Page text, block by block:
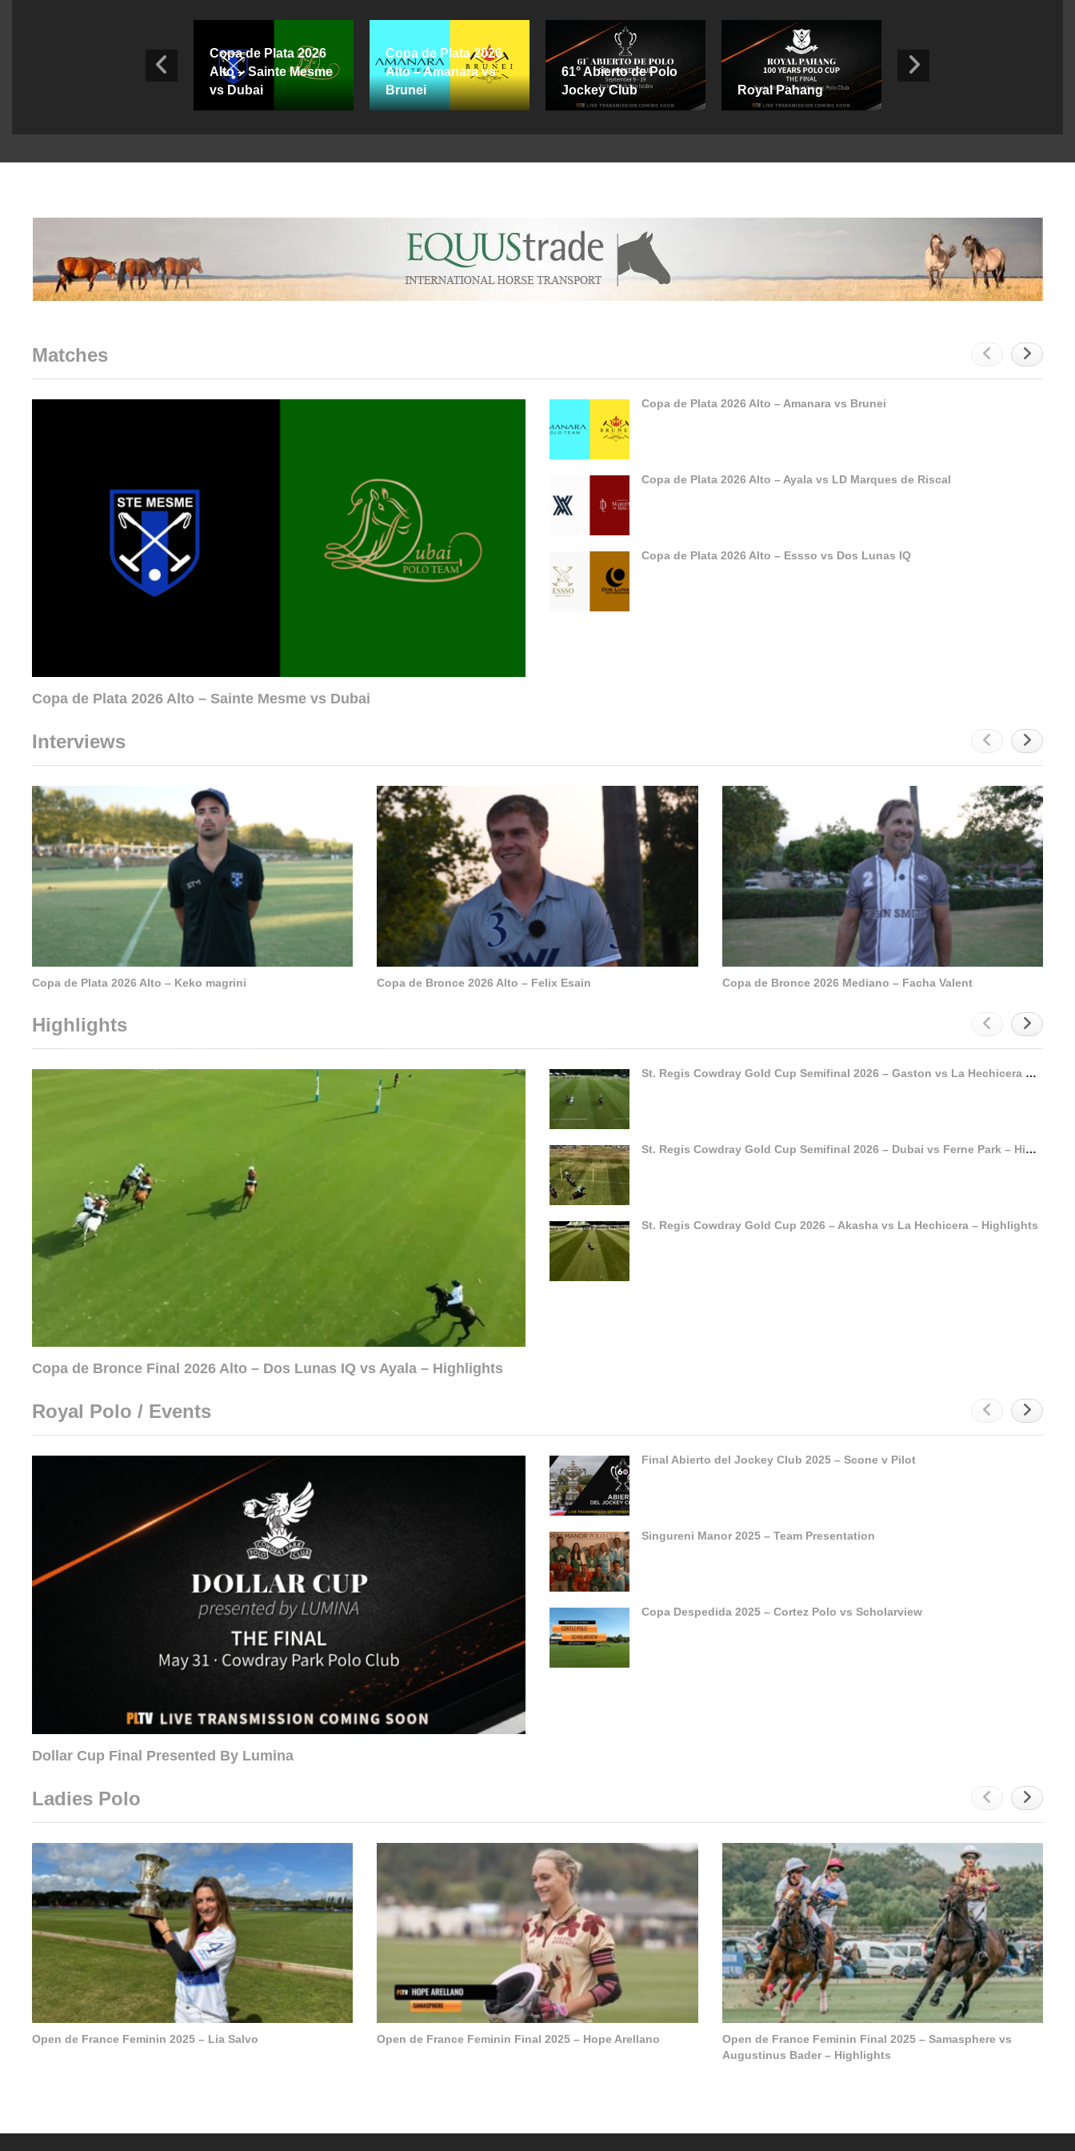
Copa de Plata 2026
Alto – Sainte Mesme
vs Dubai
Copa de Plata 2026
Alto – Amanara vs
Brunei
61° Abierto de Polo
Jockey Club
Royal Pahang
Matches
Copa de Plata 2026 Alto – Sainte Mesme vs Dubai
Copa de Plata 2026 Alto – Amanara vs Brunei
Copa de Plata 2026 Alto – Ayala vs LD Marques de Riscal
Copa de Plata 2026 Alto – Essso vs Dos Lunas IQ
Interviews
Copa de Plata 2026 Alto – Keko magrini Copa de Bronce 2026 Alto – Felix Esain Copa de Bronce 2026 Mediano – Facha Valent
Highlights
Copa de Bronce Final 2026 Alto – Dos Lunas IQ vs Ayala – Highlights
St. Regis Cowdray Gold Cup Semifinal 2026 – Gaston vs La Hechicera – Highlights
St. Regis Cowdray Gold Cup Semifinal 2026 – Dubai vs Ferne Park – Highlights
St. Regis Cowdray Gold Cup 2026 – Akasha vs La Hechicera – Highlights
Royal Polo / Events
Dollar Cup Final Presented By Lumina
Final Abierto del Jockey Club 2025 – Scone v Pilot
Singureni Manor 2025 – Team Presentation
Copa Despedida 2025 – Cortez Polo vs Scholarview
Ladies Polo
Open de France Feminin 2025 – Lia Salvo Open de France Feminin Final 2025 – Hope Arellano
Open de France Feminin Final 2025 – Samasphere vs
Augustinus Bader – Highlights